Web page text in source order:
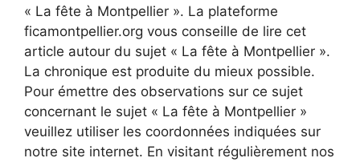
« La fête à Montpellier ». La plateforme
ficamontpellier.org vous conseille de lire cet
article autour du sujet « La fête à Montpellier ».
La chronique est produite du mieux possible.
Pour émettre des observations sur ce sujet
concernant le sujet « La fête à Montpellier »
veuillez utiliser les coordonnées indiquées sur
notre site internet. En visitant régulièrement nos